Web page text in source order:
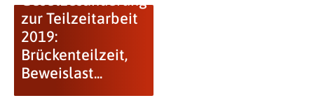
zur Teilzeitarbeit
2019:
Brückenteilzeit,
Beweislast...